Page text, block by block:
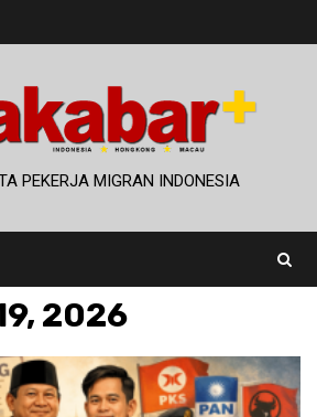
PEKERJA MIGRAN INDONESIA
2026